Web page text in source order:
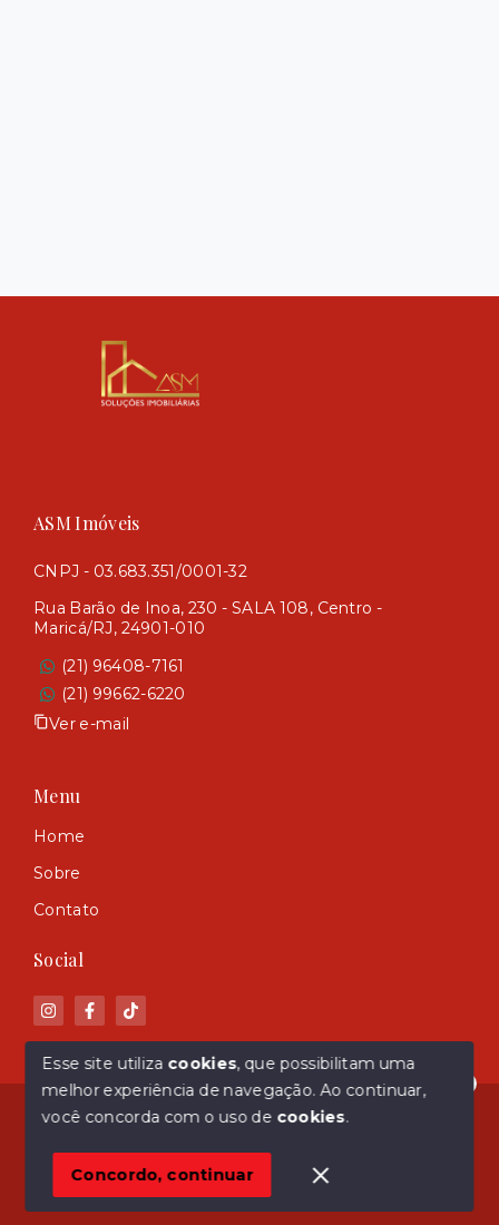
Olá! Estamos disponíveis para te ajudar.
ASM Imóveis
CNPJ - 03.683.351/0001-32
Rua Barão de Inoa, 230 - SALA 108, Centro -
Maricá/RJ, 24901-010
(21) 96408-7161
(21) 99662-6220
Ver e-mail
Menu
Home
Sobre
Contato
Social
© Copyright 2026 - ASM Imóveis - Todos os direitos
SITE PARA IMOBILIARIA
Esse site utiliza cookies, que possibilitam uma
melhor experiência de navegação.Ao continuar,
você concorda com o uso de cookies.
Concordo, continuar